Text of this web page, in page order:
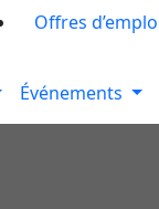
Offres
Événements